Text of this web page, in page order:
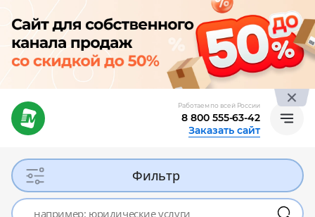
Работаем по всей России
8 800 555-63-42
Заказать сайт
Фильтр